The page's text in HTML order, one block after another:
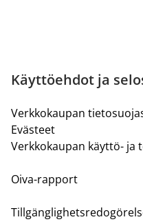
Käyttöehdot ja
Verkkokaupan
Evästeet
Verkkokaupan käyttö- ja
Oiva-rapport